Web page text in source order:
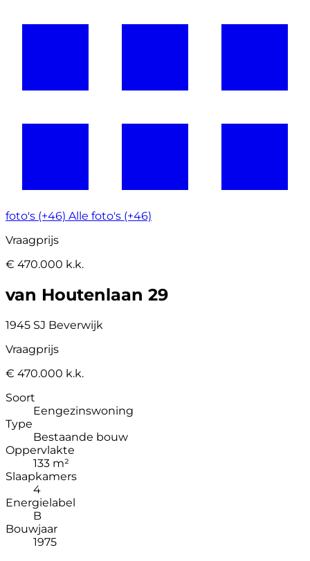
foto's (+46) Alle foto's (+46)
Vraagprijs
€ 470.000 k.k.
van Houtenlaan 29
1945 SJ Beverwijk
Vraagprijs
€ 470.000 k.k.
Soort
Eengezinswoning
Type
Bestaande bouw
Oppervlakte
133 m²
Slaapkamers
4
Energielabel
B
Bouwjaar
1975